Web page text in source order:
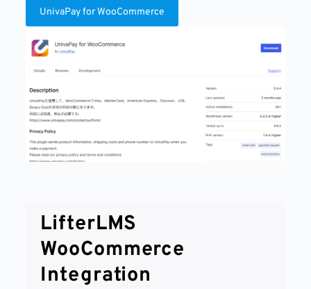
UnivaPay for WooCommerce
LifterLMS
WooCommerce
Integration